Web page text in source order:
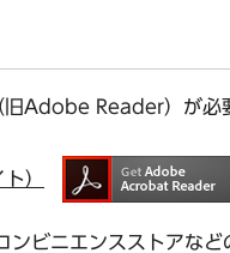
Adobe Reader）が必
）
ビニエンスストアな